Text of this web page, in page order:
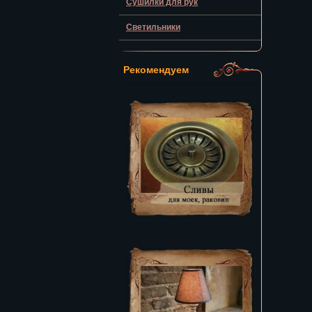
Сушилки для рук
Светильники
Рекомендуем